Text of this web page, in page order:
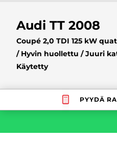
Audi TT 2008
Coupé 2,0 TDI 125 kW
/ Hyvin huollettu / Juuri
Käytetty
PYYDÄ